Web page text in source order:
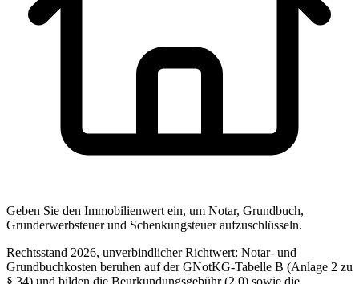
Geben Sie den Immobilienwert ein, um Notar, Grundbuch,
Grunderwerbsteuer und Schenkungsteuer aufzuschlüsseln.
Rechtsstand 2026, unverbindlicher Richtwert: Notar- und
Grundbuchkosten beruhen auf der GNotKG-Tabelle B (Anlage 2 zu